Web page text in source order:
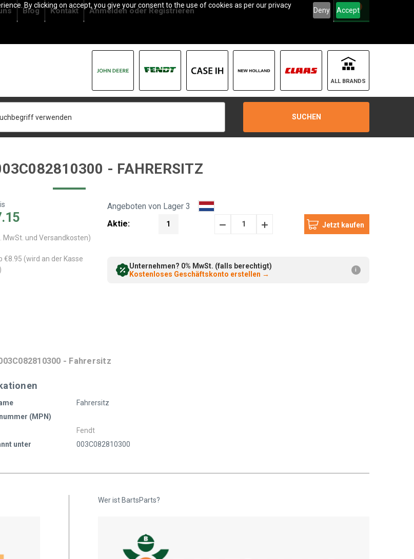
By clicking on accept, you give your consent to the use of cookies as per our privacy
Deny Accept
Blog Kontakt AnmeldenoderRegistrieren 0
ALL BRANDS
SUCHEN
- FAHRERSITZ
MwSt. und Versandkosten)
€8.95 (wird an der Kasse
Angeboten von Lager 3
Aktie:
1 Menge Menge
Unternehmen? 0% MwSt. (falls berechtigt)
Kostenloses Geschäftskonto erstellen → i
- Fahrersitz
Fahrersitz
(MPN)
Fendt
unter
003C082810300
Wer ist BartsParts?